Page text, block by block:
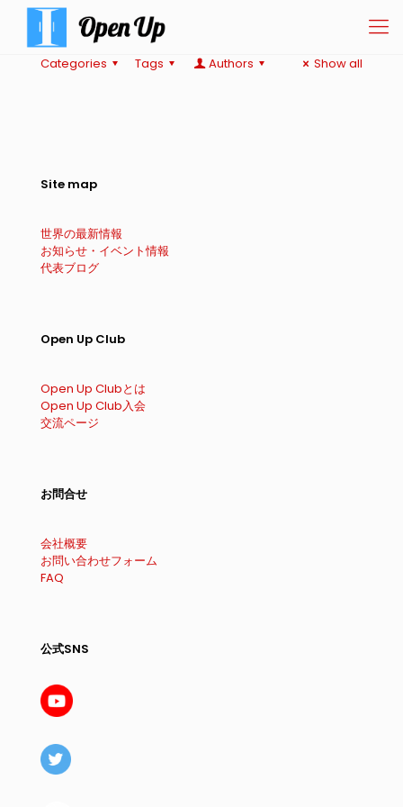
Categories Tags Authors Show all
Site map
世界の最新情報
お知らせ・イベント情報
代表ブログ
Open Up Club
Open Up Clubとは
Open Up Club入会
交流ページ
お問合せ
会社概要
お問い合わせフォーム
FAQ
公式SNS